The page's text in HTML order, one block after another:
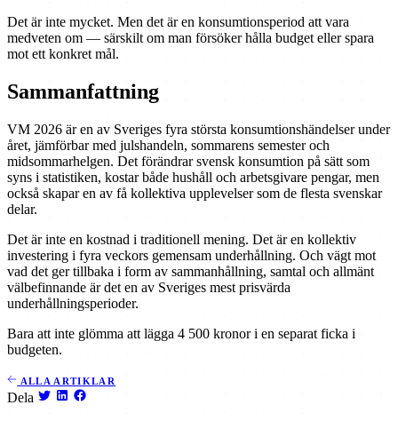
Det är inte mycket. Men det är en konsumtionsperiod att vara
medveten om — särskilt om man försöker hålla budget eller spara
mot ett konkret mål.
Sammanfattning
VM 2026 är en av Sveriges fyra största konsumtionshändelser under
året, jämförbar med julshandeln, sommarens semester och
midsommarhelgen. Det förändrar svensk konsumtion på sätt som
syns i statistiken, kostar både hushåll och arbetsgivare pengar, men
också skapar en av få kollektiva upplevelser som de flesta svenskar
delar.
Det är inte en kostnad i traditionell mening. Det är en kollektiv
investering i fyra veckors gemensam underhållning. Och vägt mot
vad det ger tillbaka i form av sammanhållning, samtal och allmänt
välbefinnande är det en av Sveriges mest prisvärda
underhållningsperioder.
Bara att inte glömma att lägga 4 500 kronor i en separat ficka i
budgeten.
ALLA ARTIKLAR
Dela